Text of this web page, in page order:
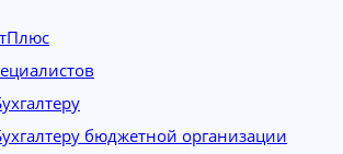
бюджетной организации